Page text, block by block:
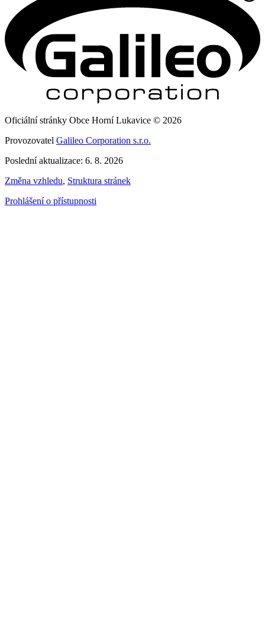
Oficiální stránky Obce Horní Lukavice © 2026
Provozovatel Galileo Corporation s.r.o.
Poslední aktualizace: 6. 8. 2026
Změna vzhledu, Struktura stránek
Prohlášení o přístupnosti